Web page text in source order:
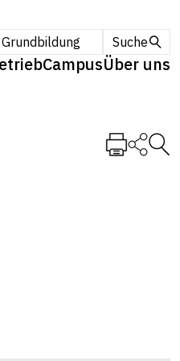
Grundbildung Suche
CampusÜber uns